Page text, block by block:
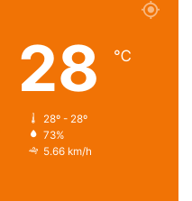
28 ℃
28º - 28º
73%
5.66 km/h